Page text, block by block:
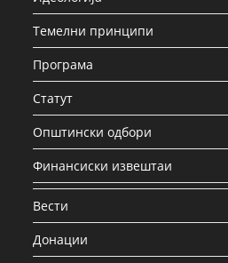
Темелни принципи
Програма
Статут
Општински одбори
Финансиски извештаи
Вести
Донации